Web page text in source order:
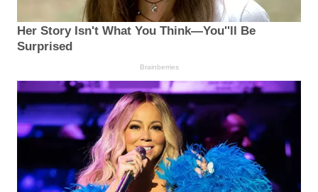
Her Story Isn't What You Think—You''ll Be
Surprised
Brainberries